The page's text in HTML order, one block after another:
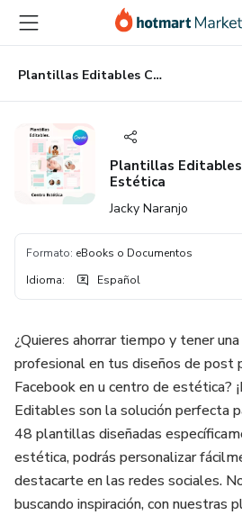
principal
página
de
página
Plantillas Editables Canva Centro Estética
Plantillas
Estética
Jacky Naranjo
Formato: eBooks o Documentos
Idioma: Español
¿Quieres ahorrar tiempo y tener
profesional en tus diseños de post
Facebook en u centro de estética?
Editables son la solución perfecta
48 plantillas diseñadas
estética, podrás personalizar
destacarte en las redes sociales.
buscando inspiración, con nuestras